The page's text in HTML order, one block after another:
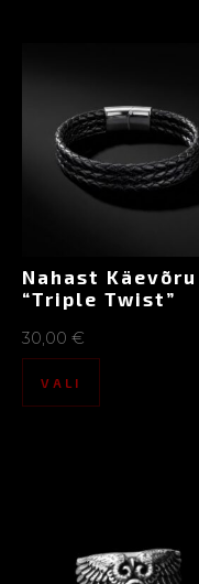
Nahast Käevõru
“Triple Twist”
30,00 €
VALI